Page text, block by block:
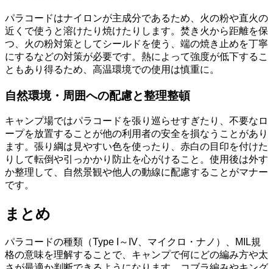
パラコードはナイロンが主成分であるため、火の粉や直火の
近くで使うと溶けたり焼けたりします。焚き火から距離を保
つ、火の粉対策としてシールドを使う、端の焼き止めを丁寧
にするなどの対策が必要です。熱によって強度が低下するこ
ともあり得るため、高温環境での使用は慎重に。
自然環境・周囲への配慮と整理整頓
キャンプ場ではパラコードを張り巡らせすぎたり、不要なロ
ープを放置することが他の利用者の安全を損なうことがあり
ます。張り綱は見やすい色を使ったり、赤白の目印を付けた
りして転倒や引っかかり防止を心がけること。使用後は外す
か整理して、自然景観や他人の動線に配慮することがマナー
です。
まとめ
パラコードの種類（Type I～IV、マイクロ・ナノ）、MIL規
格の意味を理解することで、キャンプで何にどの編み方や太